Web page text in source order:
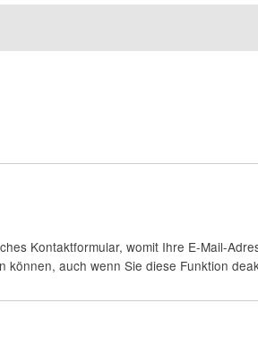
Kontaktformular, womit Ihre E-Mail-
können, auch wenn Sie diese Funktion